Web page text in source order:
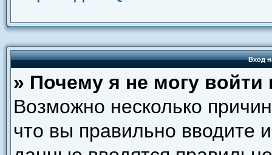
Вход
» Почему я не могу
Возможно несколько
что вы правильно вводите